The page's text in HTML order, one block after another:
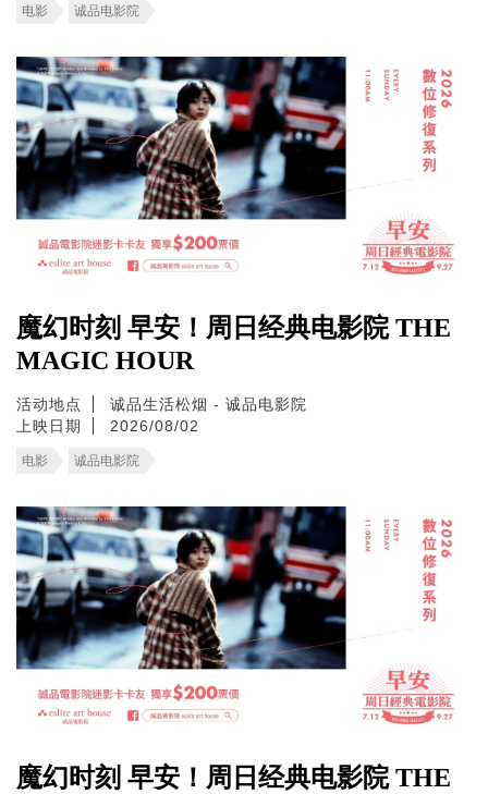
电影 诚品电影院
魔幻时刻 早安！周日经典电影院 THE
MAGIC HOUR
活动地点
诚品生活松烟 - 诚品电影院
上映日期
2026/08/02
电影 诚品电影院
魔幻时刻 早安！周日经典电影院 THE